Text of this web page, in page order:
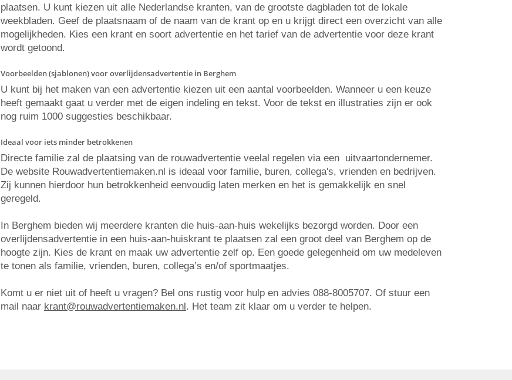
plaatsen. U kunt kiezen uit alle Nederlandse kranten, van de grootste dagbladen tot de lokale
weekbladen. Geef de plaatsnaam of de naam van de krant op en u krijgt direct een overzicht van alle
mogelijkheden. Kies een krant en soort advertentie en het tarief van de advertentie voor deze krant
wordt getoond.
Voorbeelden (sjablonen) voor overlijdensadvertentie in Berghem
U kunt bij het maken van een advertentie kiezen uit een aantal voorbeelden. Wanneer u een keuze
heeft gemaakt gaat u verder met de eigen indeling en tekst. Voor de tekst en illustraties zijn er ook
nog ruim 1000 suggesties beschikbaar.
Ideaal voor iets minder betrokkenen
Directe familie zal de plaatsing van de rouwadvertentie veelal regelen via een uitvaartondernemer.
De website Rouwadvertentiemaken.nl is ideaal voor familie, buren, collega's, vrienden en bedrijven.
Zij kunnen hierdoor hun betrokkenheid eenvoudig laten merken en het is gemakkelijk en snel
geregeld.
In Berghem bieden wij meerdere kranten die huis-aan-huis wekelijks bezorgd worden. Door een
overlijdensadvertentie in een huis-aan-huiskrant te plaatsen zal een groot deel van Berghem op de
hoogte zijn. Kies de krant en maak uw advertentie zelf op. Een goede gelegenheid om uw medeleven
te tonen als familie, vrienden, buren, collega’s en/of sportmaatjes.
Komt u er niet uit of heeft u vragen? Bel ons rustig voor hulp en advies 088-8005707. Of stuur een
mail naar krant@rouwadvertentiemaken.nl. Het team zit klaar om u verder te helpen.